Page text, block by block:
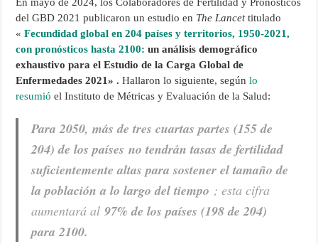
En mayo de 2024, los Colaboradores de Fertilidad y Pronósticos
del GBD 2021 publicaron un estudio en The Lancettitulado
«Fecundidad global en 204 países y territorios, 1950-2021,
con pronósticos hasta 2100:un análisis demográfico
exhaustivo para el Estudio de la Carga Global de
Enfermedades 2021» . Hallaron lo siguiente, segúnlo
resumióel Instituto de Métricas y Evaluación de la Salud:
Para 2050, más de tres cuartas partes (155 de
204) de los paísesno tendrán tasas de fertilidad
suficientemente altas para sostener el tamaño de
la población a lo largo del tiempo ; esta cifra
aumentará al97% de los países (198 de 204)
para 2100.